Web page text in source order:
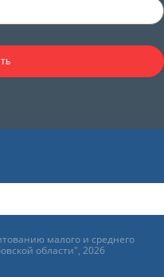
малого и среднего
области", 2026